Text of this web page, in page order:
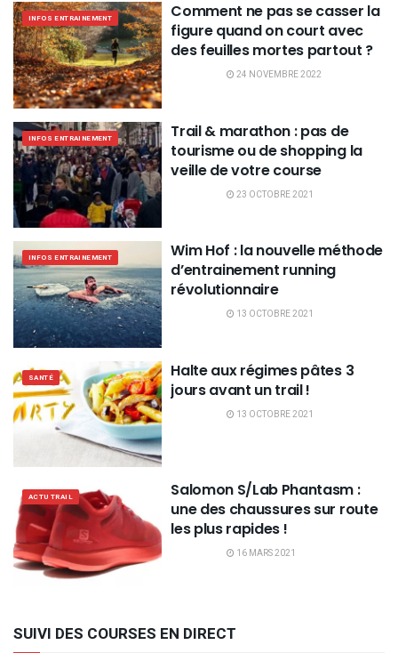
INFOS ENTRAINEMENT
Comment ne pas se casser la
figure quand on court avec
des feuilles mortes partout ?
24 NOVEMBRE 2022
INFOS ENTRAINEMENT
Trail & marathon : pas de
tourisme ou de shopping la
veille de votre course
23 OCTOBRE 2021
INFOS ENTRAINEMENT
Wim Hof : la nouvelle méthode
d’entrainement running
révolutionnaire
13 OCTOBRE 2021
SANTÉ
Halte aux régimes pâtes 3
jours avant un trail !
13 OCTOBRE 2021
ACTU TRAIL
Salomon S/Lab Phantasm :
une des chaussures sur route
les plus rapides !
16 MARS 2021
SUIVI DES COURSES EN DIRECT